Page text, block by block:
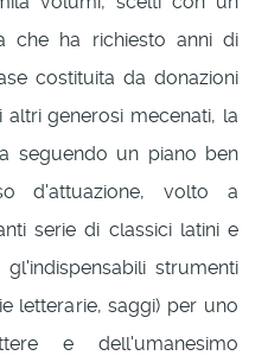
che ha richiesto anni di
costituita da donazioni
generosi mecenati, la
seguendo un piano ben
d'attuazione, volto a
serie di classici latini e
strumenti
letterarie, saggi) per uno
e dell'umanesimo